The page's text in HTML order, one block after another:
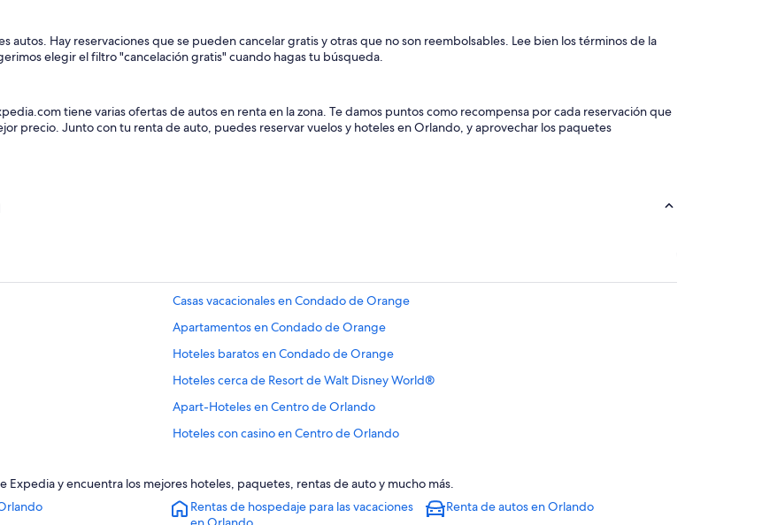
autos. Hay reservaciones que se pueden cancelar gratis y otras que no son reembolsables. Lee bien los términos de la
elegir el filtro "cancelación gratis" cuando hagas tu búsqueda.
tiene varias ofertas de autos en renta en la zona. Te damos puntos como recompensa por cada reservación que
precio. Junto con tu renta de auto, puedes reservar vuelos y hoteles en Orlando, y aprovechar los paquetes
Casas vacacionales en Condado de Orange
Apartamentos en Condado de Orange
Hoteles baratos en Condado de Orange
Hoteles cerca de Resort de Walt Disney World®
Apart-Hoteles en Centro de Orlando
Hoteles con casino en Centro de Orlando
Hoteles de lujo en Centro de Orlando
Hoteles en la playa en Centro de Orlando
Expedia y encuentra los mejores hoteles, paquetes, rentas de auto y mucho más.
Rentas de hospedaje para las vacaciones
Renta de autos en Orlando